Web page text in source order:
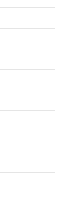
ultime
alla